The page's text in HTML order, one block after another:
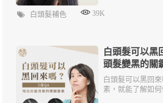
白頭髮補色 39K
白頭髮可以黑
頭髮變黑的關
白頭髮可以黑回
素，就能了解如